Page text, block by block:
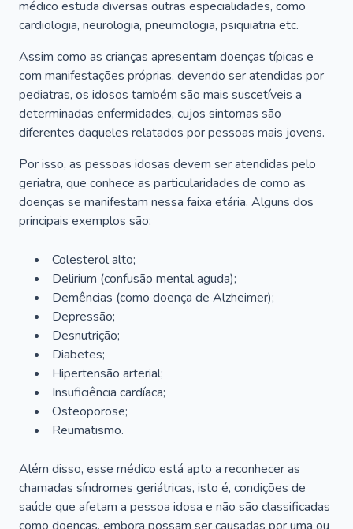
médico estuda diversas outras especialidades, como
cardiologia, neurologia, pneumologia, psiquiatria etc.
Assim como as crianças apresentam doenças típicas e
com manifestações próprias, devendo ser atendidas por
pediatras, os idosos também são mais suscetíveis a
determinadas enfermidades, cujos sintomas são
diferentes daqueles relatados por pessoas mais jovens.
Por isso, as pessoas idosas devem ser atendidas pelo
geriatra, que conhece as particularidades de como as
doenças se manifestam nessa faixa etária. Alguns dos
principais exemplos são:
Colesterol alto;
Delirium (confusão mental aguda);
Demências (como doença de Alzheimer);
Depressão;
Desnutrição;
Diabetes;
Hipertensão arterial;
Insuficiência cardíaca;
Osteoporose;
Reumatismo.
Além disso, esse médico está apto a reconhecer as
chamadas síndromes geriátricas, isto é, condições de
saúde que afetam a pessoa idosa e não são classificadas